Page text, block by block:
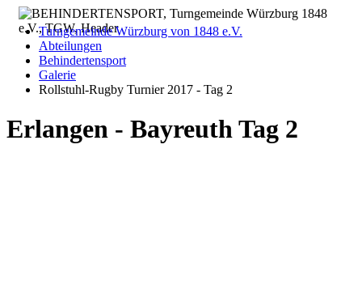
Turngemeinde Würzburg von 1848 e.V.
Abteilungen
Behindertensport
Galerie
Rollstuhl-Rugby Turnier 2017 - Tag 2
Erlangen - Bayreuth Tag 2